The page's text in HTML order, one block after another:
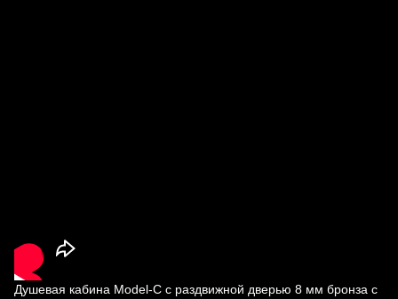
Душевая кабина Model-C с раздвижной дверью 8 мм бронза с